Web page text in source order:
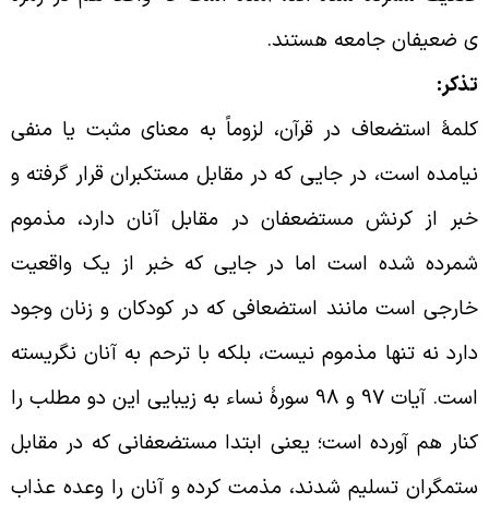
ضعیفان جامعه هستند.
:
استضعاف در قرآن، لزوماً به معنای مثبت یا منفی
است، در جایی که در مقابل مستکبران قرار گرفته و
از کرنش مستضعفان در مقابل آنان دارد، مذموم
شده است اما در جایی که خبر از یک واقعیت
است مانند استضعافی که در کودکان و زنان وجود
نه تنها مذموم نیست، بلکه با ترحم به آنان نگریسته
است. آیات 97 و 98 سورۀ نساء به زیبایی این دو مطلب را
هم آورده است؛ یعنی ابتدا مستضعفانی که در مقابل
تسلیم شدند، مذمت کرده و آنان را وعده عذاب